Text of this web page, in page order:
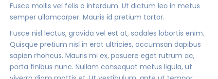
Fusce mollis vel felis a interdum. Ut dictum leo in metus
semper ullamcorper. Mauris id pretium tortor.
Fusce nisl lectus, gravida vel est at, sodales lobortis enim.
Quisque pretium nisl in erat ultricies, accumsan dapibus
sapien rhoncus. Mauris mi ex, posuere eget rutrum ac,
porta finibus nunc. Nullam consequat metus ligula, ut